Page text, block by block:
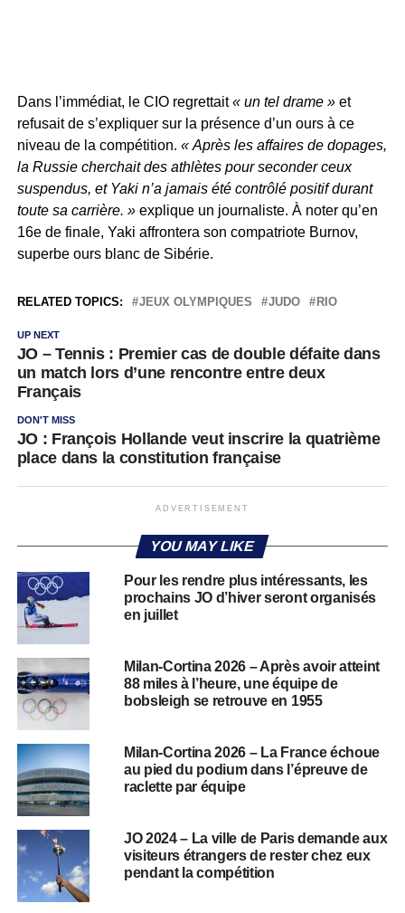
Dans l’immédiat, le CIO regrettait« un tel drame »et
refusait de s’expliquer sur la présence d’un ours à ce
niveau de la compétition. « Après les affaires de dopages,
la Russie cherchait des athlètes pour seconder ceux
suspendus, et Yaki n’a jamais été contrôlé positif durant
toute sa carrière. »explique un journaliste. À noter qu’en
16e de finale, Yaki affrontera son compatriote Burnov,
superbe ours blanc de Sibérie.
RELATED TOPICS: JEUX OLYMPIQUES JUDO RIO
UP NEXT
JO – Tennis : Premier cas de double défaite dans
un match lors d’une rencontre entre deux
Français
DON'T MISS
JO : François Hollande veut inscrire la quatrième
place dans la constitution française
ADVERTISEMENT
YOU MAY LIKE
Pour les rendre plus intéressants, les
prochains JO d’hiver seront organisés
en juillet
Milan-Cortina 2026 – Après avoir atteint
88 miles à l’heure, une équipe de
bobsleigh se retrouve en 1955
Milan-Cortina 2026 – La France échoue
au pied du podium dans l’épreuve de
raclette par équipe
JO 2024 – La ville de Paris demande aux
visiteurs étrangers de rester chez eux
pendant la compétition